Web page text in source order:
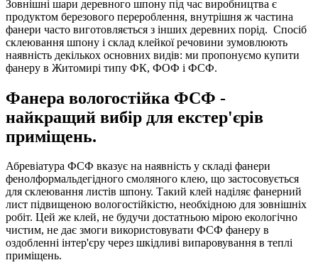
Зовнішні шари деревного шпону під час виробництва є
продуктом березового перероблення, внутрішня ж частина
фанери часто виготовляється з інших деревних порід. Спосіб
склеювання шпону і склад клейкої речовини зумовлюють
наявність декількох основних видів: ми пропонуємо купити
фанеру в Житомирі типу ФК, ФОФ і ФСФ.
Фанера вологостійка ФСФ -
найкращий вибір для екстер'єрів
приміщень.
Абревіатура ФСФ вказує на наявність у складі фанери
фенолформальдегідного смоляного клею, що застосовується
для склеювання листів шпону. Такий клей наділяє фанерний
лист підвищеною вологостійкістю, необхідною для зовнішніх
робіт. Цей же клей, не будучи достатньою мірою екологічно
чистим, не дає змоги використовувати ФСФ фанеру в
оздобленні інтер'єру через шкідливі випаровування в теплі
приміщень.